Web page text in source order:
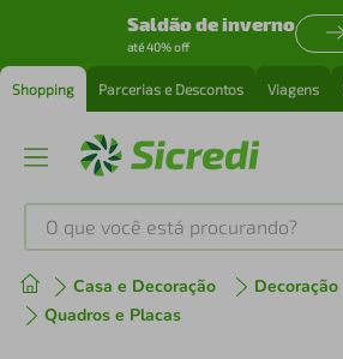
Saldão de inverno
até 40% off
Shopping Parcerias e Descontos Viagens
O que você está procurando?
Casa e Decoração
Decoração
Quadros e Placas
Produtos mais buscados